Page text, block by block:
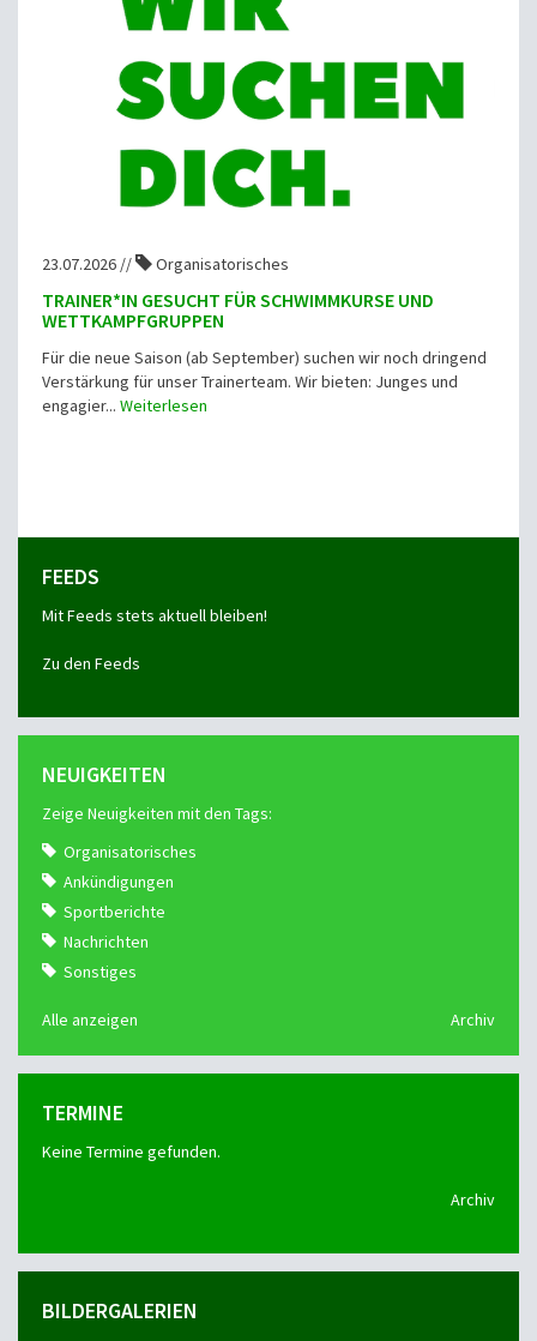
23.07.2026 // Organisatorisches
TRAINER*IN GESUCHT FÜR SCHWIMMKURSE UND
WETTKAMPFGRUPPEN
Für die neue Saison (ab September) suchen wir noch dringend
Verstärkung für unser Trainerteam. Wir bieten: Junges und
engagier... Weiterlesen
FEEDS
Mit Feeds stets aktuell bleiben!
Zu den Feeds
NEUIGKEITEN
Zeige Neuigkeiten mit den Tags:
Organisatorisches
Ankündigungen
Sportberichte
Nachrichten
Sonstiges
Alle anzeigen Archiv
TERMINE
Keine Termine gefunden.
Archiv
BILDERGALERIEN